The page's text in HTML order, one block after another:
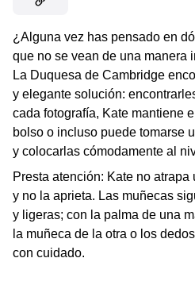
¿Alguna vez has pensado en
que no se vean de una manera
La Duquesa de Cambridge
y elegante solución:
cada fotografía, Kate mantiene
bolso o incluso puede tomarse
y colocarlas cómodamente al
Presta atención: Kate no atrapa
y no la aprieta. Las muñecas
y ligeras; con la palma de una
la muñeca de la otra o los
con cuidado.